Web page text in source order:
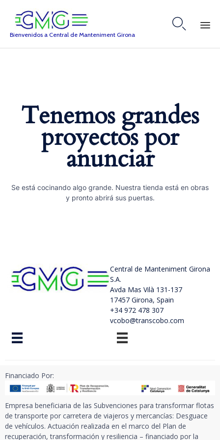
Bienvenidos a Central de Manteniment Girona

Tenemos grandes
proyectos por
anunciar
Se está cocinando algo grande. Nuestra tienda está en obras
y pronto abrirá sus puertas.
Central de Manteniment Girona
S.A.
Avda Mas Vilà 131-137
17457 Girona, Spain
+34 972 478 307
vcobo@transcobo.com
Financiado Por:
Empresa beneficiaria de las Subvenciones para transformar flotas
de transporte por carretera de viajeros y mercancías: Desguace
de vehículos. Actuación realizada en el marco del Plan de
recuperación, transformación y resiliencia – financiado por la